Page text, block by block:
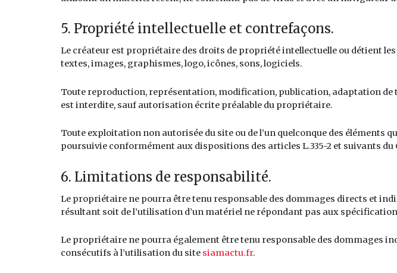
5. Propriété intellectuelle et contrefaçons.
Le créateur est propriétaire des droits de propriété intellectuelle ou détient
textes, images, graphismes, logo, icônes, sons, logiciels.
Toute reproduction, représentation, modification, publication, adaptation de
est interdite, sauf autorisation écrite préalable du propriétaire.
Toute exploitation non autorisée du site ou de l’un quelconque des éléments
poursuivie conformément aux dispositions des articles L.335-2 et suivants du
6. Limitations de responsabilité.
Le propriétaire ne pourra être tenu responsable des dommages directs et
résultant soit de l’utilisation d’un matériel ne répondant pas aux
Le propriétaire ne pourra également être tenu responsable des dommages
consécutifs à l’utilisation du site siamactu.fr.